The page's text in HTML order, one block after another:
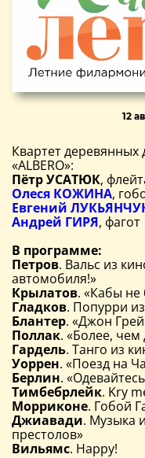
12
Квартет деревянных
«ALBERO»:
Пётр УСАТЮК,
Олеся КОЖИНА,
Евгений
Андрей ГИРЯ, фагот
В программе:
Петров. Вальс из
автомобиля!»
Крылатов. «Кабы
Гладков. Попурри
Блантер. «Джон
Поллак. «Более, чем
Гардель. Танго из
Уоррен. «Поезд на
Берлин.
Тимбебрлейк. Kry
Морриконе. Гобой
Джиавади. Музыка
престолов»
Вильямс. Happy!